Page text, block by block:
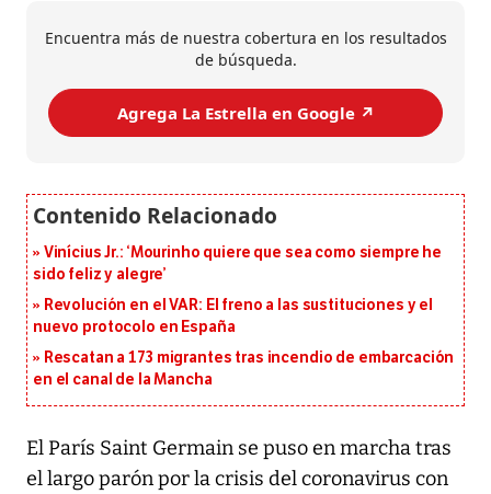
Encuentra más de nuestra cobertura en los resultados
de búsqueda.
Agrega La Estrella en Google ↗️
Vinícius Jr.: ‘Mourinho quiere que sea como siempre he
sido feliz y alegre’
Revolución en el VAR: El freno a las sustituciones y el
nuevo protocolo en España
Rescatan a 173 migrantes tras incendio de embarcación
en el canal de la Mancha
El París Saint Germain se puso en marcha tras
el largo parón por la crisis del coronavirus con